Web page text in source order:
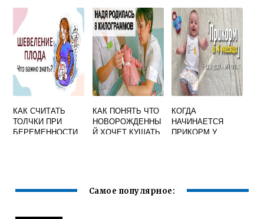
ФОТО
МАМОЙ
КАК СЧИТАТЬ
ТОЛЧКИ ПРИ
БЕРЕМЕННОСТИ
КАК ПОНЯТЬ ЧТО
НОВОРОЖДЕННЫ
Й ХОЧЕТ КУШАТЬ
КОГДА
НАЧИНАЕТСЯ
ПРИКОРМ У
Самое популярное: